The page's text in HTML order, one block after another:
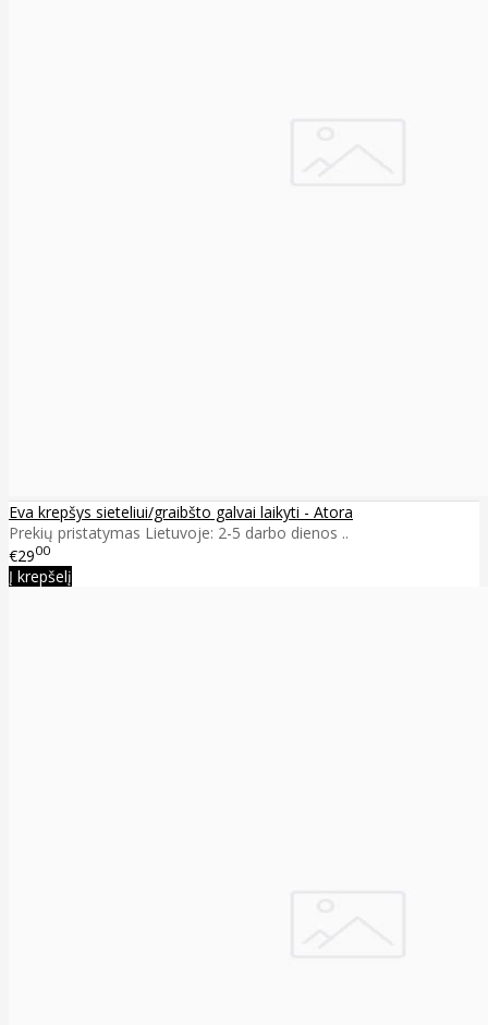
Eva krepšys sieteliui/graibšto galvai laikyti - Atora
Prekių pristatymas Lietuvoje: 2-5 darbo dienos ..
€2900
Į krepšelį